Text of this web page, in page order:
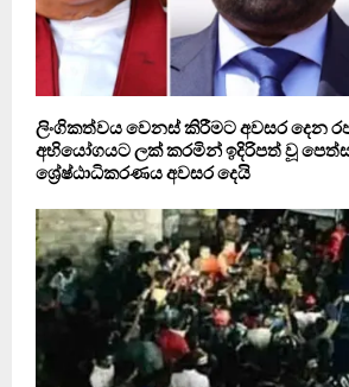
ලිංගිකත්වය වෙනස් කිරීමට අවසර දෙන
අභියෝගයට ලක් කරමින් ඉදිරිපත් වූ
ශ්‍රේෂ්ඨාධිකරණය අවසර දෙයි